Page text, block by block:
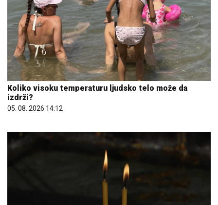
Koliko visoku temperaturu ljudsko telo može da
izdrži?
05. 08. 2026 14:12